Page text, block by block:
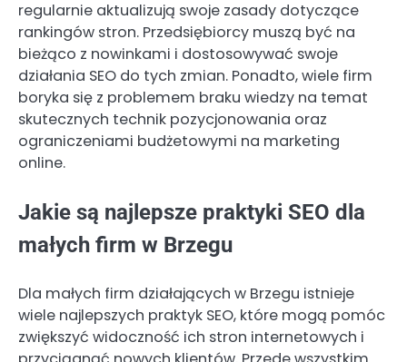
regularnie aktualizują swoje zasady dotyczące
rankingów stron. Przedsiębiorcy muszą być na
bieżąco z nowinkami i dostosowywać swoje
działania SEO do tych zmian. Ponadto, wiele firm
boryka się z problemem braku wiedzy na temat
skutecznych technik pozycjonowania oraz
ograniczeniami budżetowymi na marketing
online.
Jakie są najlepsze praktyki SEO dla
małych firm w Brzegu
Dla małych firm działających w Brzegu istnieje
wiele najlepszych praktyk SEO, które mogą pomóc
zwiększyć widoczność ich stron internetowych i